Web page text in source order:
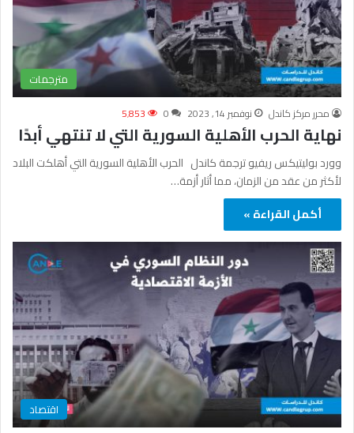
مترجمات
محرر مركز كاندل نوفمبر 14, 2023 0 5٬853
نهاية الحرب الأهلية السورية التي لا تنتهي أبدًا
وورد بوليتيكس ريفيو ترجمة كاندل الحرب الأهلية السورية التي أهلكت البلاد
لأكثر من عقد من الزمان، مما أثار أزمة…
أكمل القراءة »
اقتصاد